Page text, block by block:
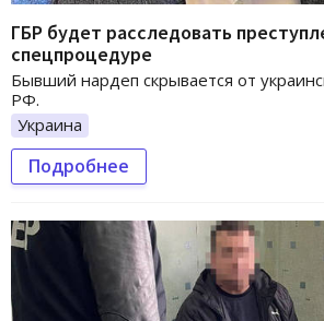
ГБР будет расследовать
спецпроцедуре
Бывший нардеп скрывается от
РФ.
Украина
Подробнее